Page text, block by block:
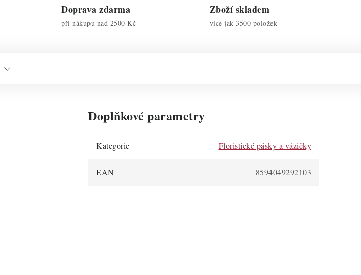
Doprava zdarma
při nákupu nad 2500 Kč
Zboží skladem
více jak 3500 položek
Doplňkové parametry
Kategorie Floristické pásky a vázičky
EAN 8594049292103